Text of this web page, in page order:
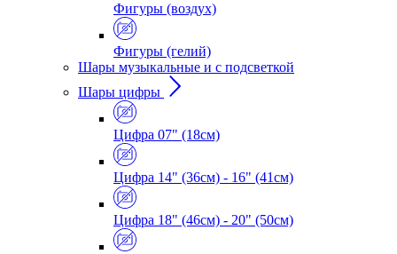
Фигуры (воздух)
Фигуры (гелий)
Шары музыкальные и с подсветкой
Шары цифры
Цифра 07" (18см)
Цифра 14" (36см) - 16" (41см)
Цифра 18" (46см) - 20" (50см)